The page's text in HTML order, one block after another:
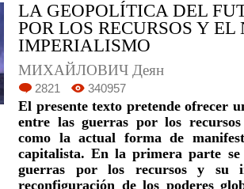
LA GEOPOLÍTICA DEL
POR LOS RECURSOS Y EL
IMPERIALISMO
МИХАЙЛОВИЧ Деян
2821 340957
El presente texto pretende ofrecer
entre las guerras por los
como la actual forma de
capitalista. En la primera parte
guerras por los recursos y su
reconfiguración de los poderes